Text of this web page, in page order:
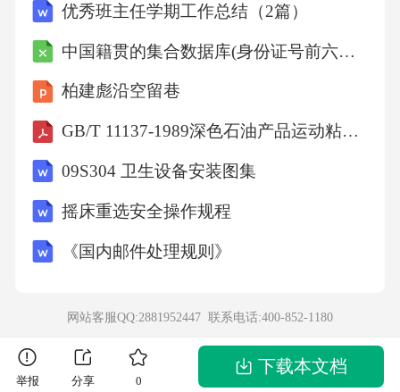
工要点桩基础（1）钢筋混凝土钻孔桩，在造孔
完毕和清孔后应进行质量检查，监理、勘察设
计单位到场验槽，其允许偏差应符合交通部颁
求。（2）桩基础施工时应确保沉渣厚度满足设
计要求，施工时应采取可靠措施防止坍孔，保
证钻孔桩施工质量。群桩基础相邻两根桩不得
同时成孔或灌注混凝土，以免扰动孔壁，发生
笼。每根桩混凝土浇筑必须一次完成，不得分
优秀班主任学期工作总结（2篇）
中国籍贯的集合数据库(身份证号前六位籍贯对照表)
柏建彪沿空留巷
GB/T 11137-1989深色石油产品运动粘度测定法(逆流法)和动力粘度计算法
09S304 卫生设备安装图集
摇床重选安全操作规程
《国内邮件处理规则》
网站客服QQ:2881952447 联系电话:400-852-1180
举报 分享 0
下载本文档